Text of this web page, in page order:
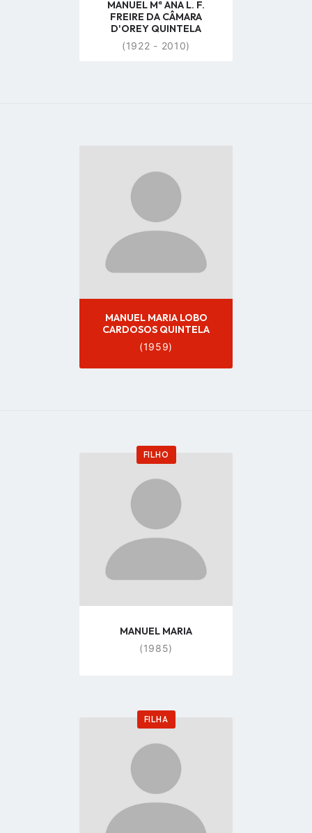
MANUEL Mª ANA L. F.
FREIRE DA CÂMARA
D'OREY QUINTELA
(1922 - 2010)
profile
page
MANUEL MARIA LOBO
CARDOSOS QUINTELA
(1959)
FILHO
Go
profile
page
MANUEL MARIA
(1985)
FILHA
Go
profile
page